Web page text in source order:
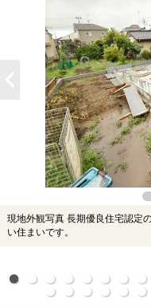
現地外観写真 長期優良住宅認定
い住まいです。